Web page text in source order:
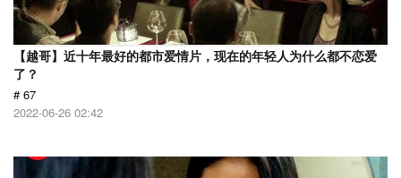
【越哥】近十年最好的都市爱情片，现在的年轻人为什么都不恋爱
了？
# 67
2022-06-26 02:42